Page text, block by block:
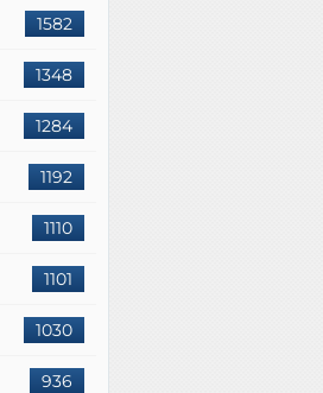
1582
1348
1284
1192
1110
1101
1030
936